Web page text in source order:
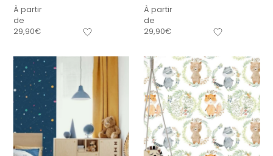
À partir
de
29,90€
À partir
de
29,90€